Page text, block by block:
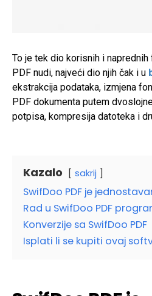
To je tek dio korisnih i
PDF nudi, najveći dio njih čak i u
ekstrakcija podataka, izmjena
PDF dokumenta putem
potpisa, kompresija datoteka i
Kazalo sakrij
SwifDoo PDF je
Rad u SwifDoo PDF
Konverzije sa SwifDoo PDF
Isplati li se kupiti ovaj